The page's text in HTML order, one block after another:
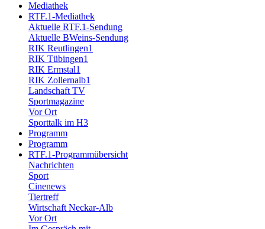
Mediathek
RTF.1-Mediathek
Aktuelle RTF.1-Sendung
Aktuelle BWeins-Sendung
RIK Reutlingen1
RIK Tübingen1
RIK Ermstal1
RIK Zollernalb1
Landschaft TV
Sportmagazine
Vor Ort
Sporttalk im H3
Programm
Programm
RTF.1-Programmübersicht
Nachrichten
Sport
Cinenews
Tiertreff
Wirtschaft Neckar-Alb
Vor Ort